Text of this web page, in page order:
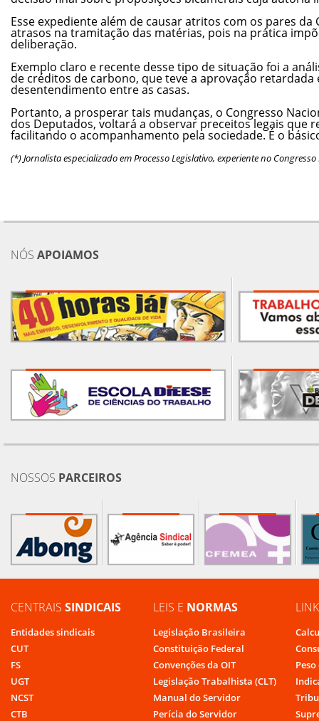
Esse expediente além de causar atritos com os pares
atrasos na tramitação das matérias, pois na prática
deliberação.
Exemplo claro e recente desse tipo de situação foi a
de créditos de carbono, que teve a aprovação
desentendimento entre as casas.
Portanto, a prosperar tais mudanças, o Congresso
dos Deputados, voltará a observar preceitos legais que
facilitando o acompanhamento pela sociedade. É o
(*) Jornalista especializado em Processo Legislativo, experiente no
NÓS APOIAMOS
NOSSOS PARCEIROS
CENTRAIS SINDICAIS
Entidades sindicais
CUT
FS
UGT
NCST
CTB
LEIS E NORMAS
Legislação Brasileira
Constituição Federal
Convenções da OIT
Legislação Trabalhista (CLT)
Manual do Servidor
Perícia do Servidor